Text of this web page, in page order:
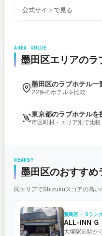
公式サイトで見る
AREA GUIDE
墨田区エリアのラ
墨田区のラブホテル一
22件のホテルを比較
東京都のラブホテルを
市区町村・エリア別で比較
NEARBY
墨田区のおすすめ
同エリアでShizukuスコアの高い
豊島区 ・ Sラン
ALL-INN Ｇ
大塚駅前駅か